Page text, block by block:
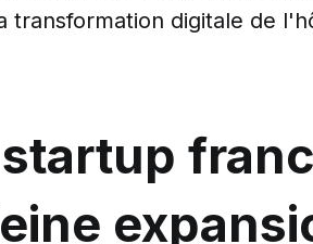
transformation digitale de